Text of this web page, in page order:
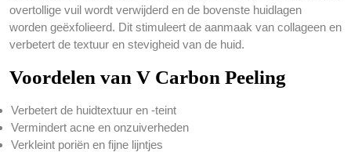
overtollige vuil wordt verwijderd en de bovenste huidlagen
worden geëxfolieerd. Dit stimuleert de aanmaak van collageen en
verbetert de textuur en stevigheid van de huid.
Voordelen van V Carbon Peeling
Verbetert de huidtextuur en -teint
Vermindert acne en onzuiverheden
Verkleint poriën en fijne lijntjes